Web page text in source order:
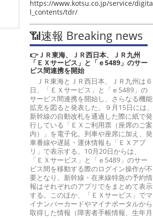
https://www.kotsu.co.jp/service/digita
l_contents/tdr/
📶速報 Breaking news
👉ＪＲ東海、ＪＲ西日本、ＪＲ九州
「ＥＸサービス」と「ｅ5489」のサー
ビス間連携を開始
ＪＲ東海とＪＲ西日本、ＪＲ九州は６
日、「ＥＸサービス」と「ｅ5489」の
サービス間連携を開始し、さらなる機能
拡充を図ると発表した。９月15日には、
新幹線の自動改札を通過した際に紙で発
行している「ＥＸご利用票（座席のご案
内）」を電子化。列車や座席に加え、発
車番線や遅延・運休情報も「ＥＸアプ
リ」で表示する。10月20日からは、
「ＥＸサービス」と「ｅ5489」のサー
ビス間を移動する際のログイン操作が不
要となり、新幹線・在来線特急の予約情
報はそれぞれのアプリでをまとめて表示
する。このほか、「ＥＸサービス」でマ
イナンバーカードやマイナポータルから
取得した情報（障害者手帳情報、生年月